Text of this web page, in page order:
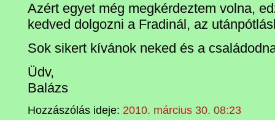
Azért egyet még megkérdeztem volna,
kedved dolgozni a Fradinál, az
Sok sikert kívánok neked és a
Üdv,
Balázs
Hozzászólás ideje: 2010. március 30. 08:23